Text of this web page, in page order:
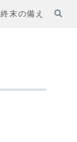
終末の備え